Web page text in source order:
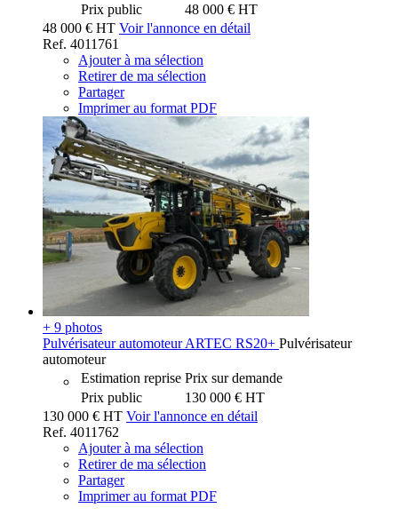
Prix public
48 000 € HT
48 000 € HT Voir l'annonce en détail
Ref. 4011761
Ajouter à ma sélection
Retirer de ma sélection
Partager
Imprimer au format PDF
+ 9 photos
Pulvérisateur automoteur ARTEC RS20+ Pulvérisateur
automoteur
Estimation reprise Prix sur demande
Prix public
130 000 € HT
130 000 € HT Voir l'annonce en détail
Ref. 4011762
Ajouter à ma sélection
Retirer de ma sélection
Partager
Imprimer au format PDF